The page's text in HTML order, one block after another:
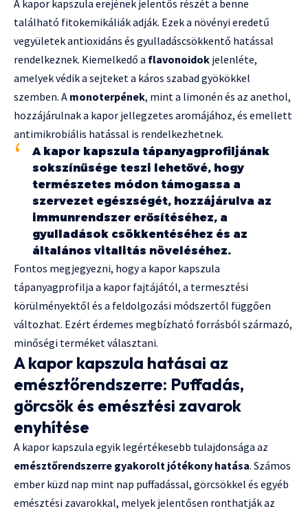
A kapor kapszula erejének jelentős részét a benne
található fitokemikáliák adják. Ezek a növényi eredetű
vegyületek antioxidáns és gyulladáscsökkentő hatással
rendelkeznek. Kiemelkedő a flavonoidok jelenléte,
amelyek védik a sejteket a káros szabad gyökökkel
szemben. A monoterpének, mint a limonén és az anethol,
hozzájárulnak a kapor jellegzetes aromájához, és emellett
antimikrobiális hatással is rendelkezhetnek.
A kapor kapszula tápanyagprofiljának
sokszínűsége teszi lehetővé, hogy
természetes módon támogassa a
szervezet egészségét, hozzájárulva az
immunrendszer erősítéséhez, a
gyulladások csökkentéséhez és az
általános vitalitás növeléséhez.
Fontos megjegyezni, hogy a kapor kapszula
tápanyagprofilja a kapor fajtájától, a termesztési
körülményektől és a feldolgozási módszertől függően
változhat. Ezért érdemes megbízható forrásból származó,
minőségi terméket választani.
A kapor kapszula hatásai az
emésztőrendszerre: Puffadás,
görcsök és emésztési zavarok
enyhítése
A kapor kapszula egyik legértékesebb tulajdonsága az
emésztőrendszerre gyakorolt jótékony hatása. Számos
ember küzd nap mint nap puffadással, görcsökkel és egyéb
emésztési zavarokkal, melyek jelentősen ronthatják az